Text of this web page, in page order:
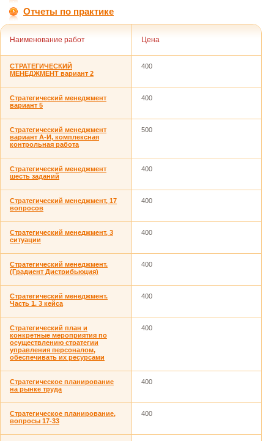
Отчеты по практике
Наименование работ Цена
СТРАТЕГИЧЕСКИЙ
МЕНЕДЖМЕНТ вариант 2
400
Стратегический менеджмент
вариант 5
400
Стратегический менеджмент
вариант А-И, комплексная
контрольная работа
500
Стратегический менеджмент
шесть заданий
400
Стратегический менеджмент, 17
вопросов
400
Стратегический менеджмент, 3
ситуации
400
Стратегический менеджмент.
(Градиент Дистрибьюция)
400
Стратегический менеджмент.
Часть 1. 3 кейса
400
Стратегический план и
конкретные мероприятия по
осуществлению стратегии
управления персоналом,
обеспечивать их ресурсами
400
Стратегическое планирование
на рынке труда
400
Стратегическое планирование,
вопросы 17-33
400